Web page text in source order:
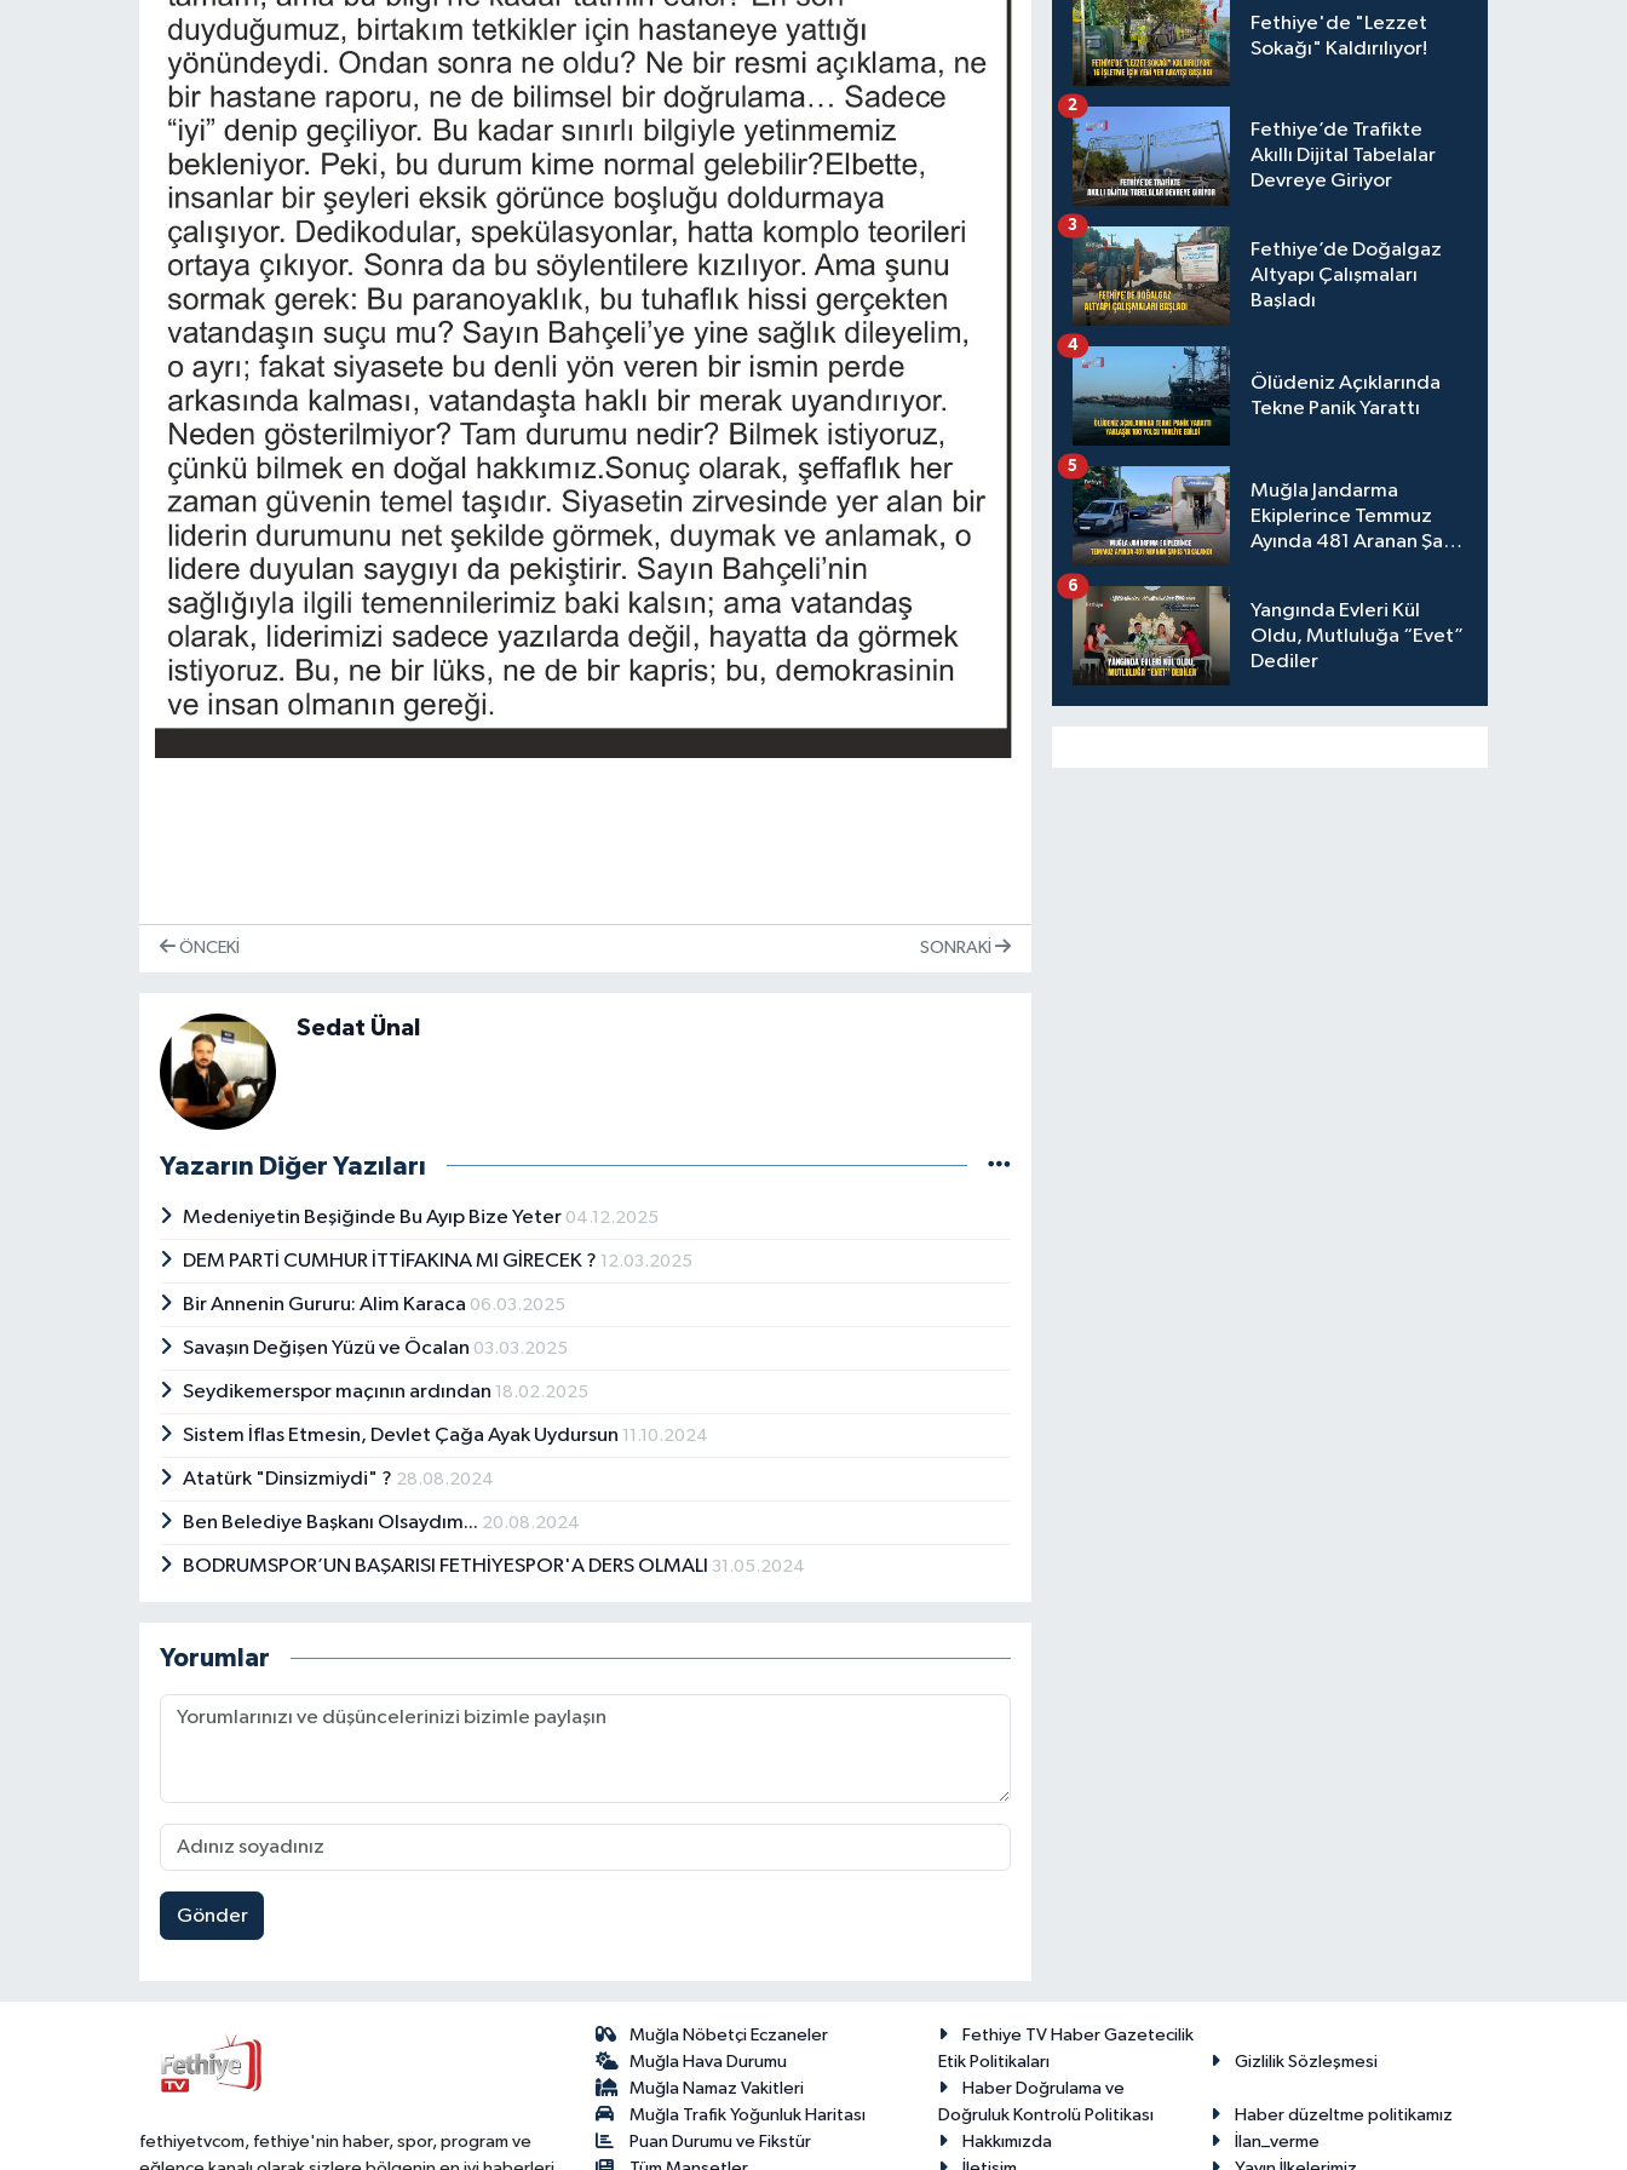
ÖNCEKI SONRAKI
Sedat Ünal
Yazarın Diğer Yazıları
Medeniyetin Beşiğinde Bu Ayıp Bize Yeter 04.12.2025
DEM PARTİ CUMHUR İTTİFAKINA MI GİRECEK ? 12.03.2025
Bir Annenin Gururu: Alim Karaca 06.03.2025
Savaşın Değişen Yüzü ve Öcalan 03.03.2025
Seydikemerspor maçının ardından 18.02.2025
Sistem İflas Etmesin, Devlet Çağa Ayak Uydursun 11.10.2024
Atatürk "Dinsizmiydi" ? 28.08.2024
Ben Belediye Başkanı Olsaydım... 20.08.2024
BODRUMSPOR’UN BAŞARISI FETHİYESPOR'A DERS OLMALI 31.05.2024
Yorumlar
Gönder
Fethiye'de "Lezzet
Sokağı" Kaldırılıyor!
Fethiye’de Trafikte
Akıllı Dijital Tabelalar
Devreye Giriyor
2
Fethiye’de Doğalgaz
Altyapı Çalışmaları
Başladı
3
Ölüdeniz Açıklarında
Tekne Panik Yarattı
4
Muğla Jandarma
Ekiplerince Temmuz
Ayında 481 Aranan Şahıs
5
Yangında Evleri Kül
Oldu, Mutluluğa “Evet”
Dediler
6
fethiyetvcom, fethiye'nin haber, spor, program ve
Muğla Nöbetçi Eczaneler
Muğla Hava Durumu
Muğla Namaz Vakitleri
Muğla Trafik Yoğunluk Haritası
Puan Durumu ve Fikstür
Fethiye TV Haber Gazetecilik
Etik Politikaları
Gizlilik Sözleşmesi
Haber Doğrulama ve
Doğruluk Kontrolü Politikası
Haber düzeltme politikamız
Hakkımızda
İlan_verme